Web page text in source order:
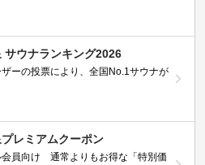
サウナランキング2026
ーの投票により、全国No.1サウナが
レミアムクーポン
会員向け 通常よりもお得な「特別価